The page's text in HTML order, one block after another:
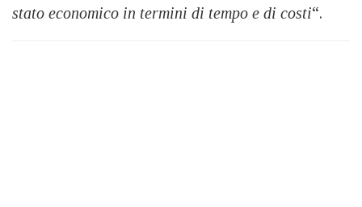
stato economico in termini di tempo e di costi“.